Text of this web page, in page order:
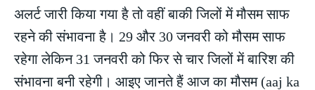
अलर्ट जारी किया गया है तो वहीं बाकी जिलों में मौसम साफ
रहने की संभावना है। 29 और 30 जनवरी को मौसम साफ
रहेगा लेकिन 31 जनवरी को फिर से चार जिलों में बारिश की
संभावना बनी रहेगी। आइए जानते हैं आज का मौसम (aaj ka